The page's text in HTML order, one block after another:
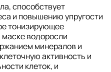
способствует
и повышению упругости
тонизирующее
водоросли
минералов и
активность и
клеток, и